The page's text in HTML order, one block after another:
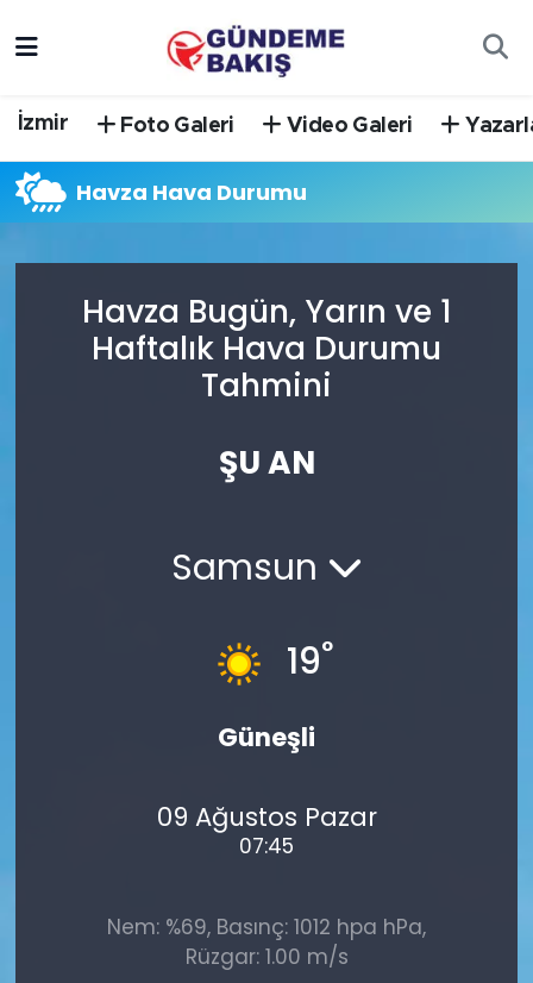
İzmir Foto Galeri Video Galeri
Havza Hava Durumu
Havza Bugün, Yarın ve 1
Haftalık Hava Durumu
Tahmini
ŞU AN
Samsun
19°
Güneşli
09 Ağustos Pazar
07:45
Nem: %69, Basınç: 1012 hpa hPa,
Rüzgar: 1.00 m/s
EGE
EĞİTİM
KÜLTÜR SANAT
TEKNOLOJİ
Süper Lig Puan Durumu ve Fikstür
Tüm Manşetler
Son Dakika Haberleri